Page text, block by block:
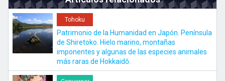
Tohoku
Patrimonio de la Humanidad en Japón. Península
de Shiretoko. Hielo marino, montañas
imponentes y algunas de las especies animales
más raras de Hokkaidō.